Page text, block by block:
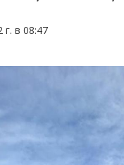
в 08:47